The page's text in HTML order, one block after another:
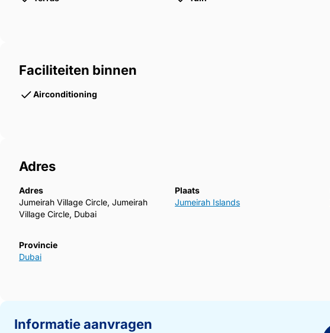
Faciliteiten binnen
Airconditioning
Adres
Adres
Jumeirah Village Circle, Jumeirah
Village Circle, Dubai
Plaats
Jumeirah Islands
Provincie
Dubai
Informatie aanvragen